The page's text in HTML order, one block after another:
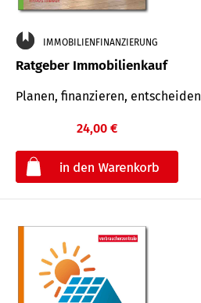
IMMOBILIENFINANZIERUNG
Ratgeber Immobilienkauf
Planen, finanzieren, entscheiden
24,00 €